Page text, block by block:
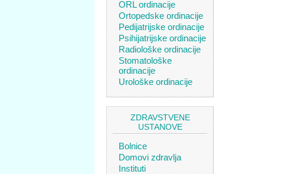
ORL ordinacije
Ortopedske ordinacije
Pedijatrijske ordinacije
Psihijatrijske ordinacije
Radiološke ordinacije
Stomatološke
ordinacije
Urološke ordinacije
ZDRAVSTVENE
USTANOVE
Bolnice
Domovi zdravlja
Instituti